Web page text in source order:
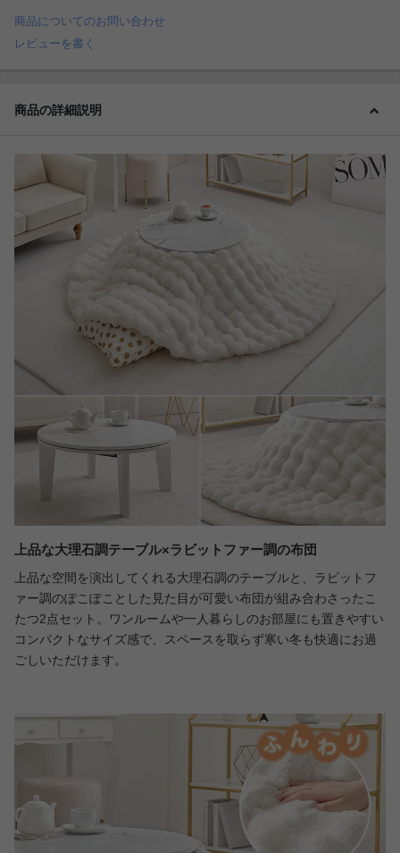
商品についてのお問い合わせ
レビューを書く
商品の詳細説明
上品な大理石調テーブル×ラビットファー調の布団
上品な空間を演出してくれる大理石調のテーブルと、ラビットフ
ァー調のぽこぽことした見た目が可愛い布団が組み合わさったこ
たつ2点セット。ワンルームや一人暮らしのお部屋にも置きやすい
コンパクトなサイズ感で、スペースを取らず寒い冬も快適にお過
ごしいただけます。